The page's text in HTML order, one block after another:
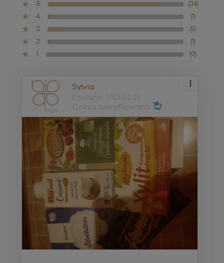
5
(34)
4
(1)
3
(5)
2
(1)
1
(0)
Sylvia
Dodano: 2021-02-26
Opinia zweryfikowana